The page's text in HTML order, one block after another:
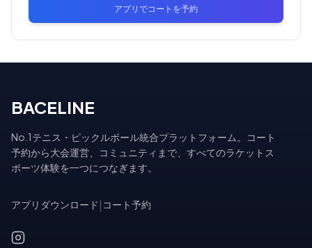
アプリでコートを予約
BACELINE
No.1テニス・ピックルボール統合プラットフォーム。コート
予約から大会運営、コミュニティまで、すべてのラケットス
ポーツ体験を一つにつなぎます。
アプリダウンロード コート予約